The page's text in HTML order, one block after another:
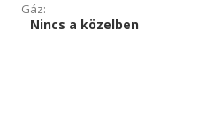
Gáz:
Nincs a közelben